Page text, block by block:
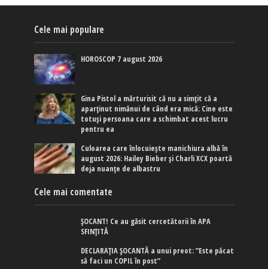
Cele mai populare
HOROSCOP 7 august 2026
Gina Pistol a mărturisit că nu a simțit că a
aparținut nimănui de când era mică: Cine este
totuși persoana care a schimbat acest lucru
pentru ea
Culoarea care înlocuiește manichiura albă în
august 2026: Hailey Bieber și Charli XCX poartă
deja nuanțe de albastru
Cele mai comentate
ȘOCANT! Ce au găsit cercetătorii în APA
SFINȚITĂ
DECLARAȚIA ȘOCANTĂ a unui preot: ”Este păcat
să faci un COPIL în post”